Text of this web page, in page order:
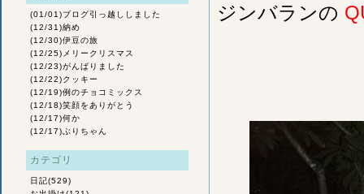
(01/01)ブログ引っ越ししました
(12/31)納め
(12/30)伊豆の旅
(12/25) メリークリスマス
(12/23)がんばりました
(12/22)クッキー
(12/19)例のチョコミックス
(12/18)笑顔をありがとう
(12/17)何か
(12/17) ぶりちゃん
カテゴリ
日記(529)
ジンバランの